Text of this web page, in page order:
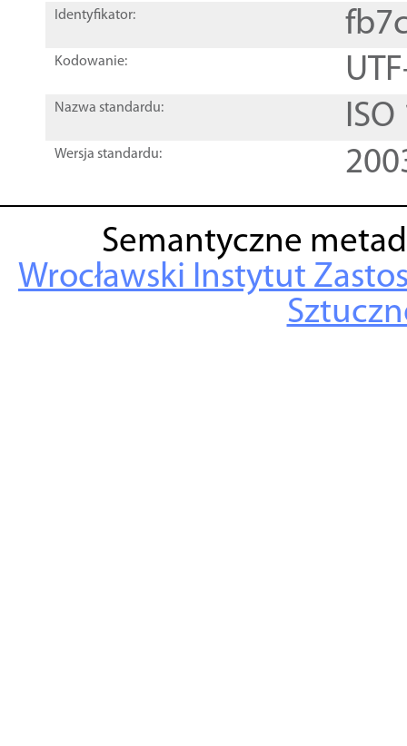
Identyfikator:
Kodowanie:
Nazwa standardu:
Wersja standardu:
Semantyczne
Wrocławski Instytut